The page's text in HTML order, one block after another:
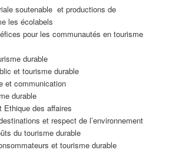
soutenable et productions de
les écolabels
pour les communautés en tourisme
durable
et tourisme durable
et communication
durable
Ethique des affaires
et respect de l’environnement
du tourisme durable
et tourisme durable